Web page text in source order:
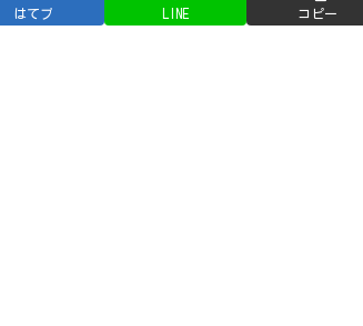
はてブ LINE コピー